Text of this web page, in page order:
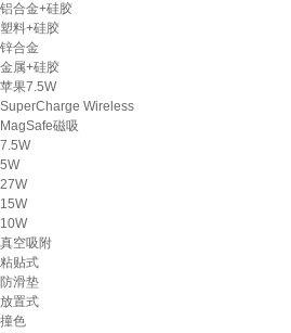
铝合金+硅胶
塑料+硅胶
锌合金
金属+硅胶
苹果7.5W
SuperCharge Wireless
MagSafe磁吸
7.5W
5W
27W
15W
10W
真空吸附
粘贴式
防滑垫
放置式
撞色